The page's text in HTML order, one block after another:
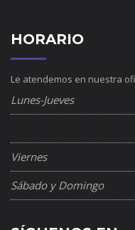
HORARIO
Le atendemos en nuestra
Lunes-Jueves
Viernes
Sábado y Domingo